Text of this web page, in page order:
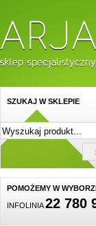
SZUKAJ W SKLEPIE
POMOŻEMY W
INFOLINIA22 780